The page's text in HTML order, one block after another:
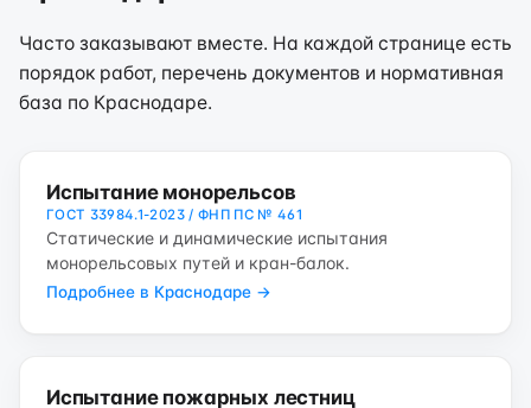
Часто заказывают вместе. На каждой странице есть
порядок работ, перечень документов и нормативная
база по Краснодаре.
Испытание монорельсов
ГОСТ 33984.1-2023 / ФНП ПС № 461
Статические и динамические испытания
монорельсовых путей и кран-балок.
Подробнее в Краснодаре →
Испытание пожарных лестниц